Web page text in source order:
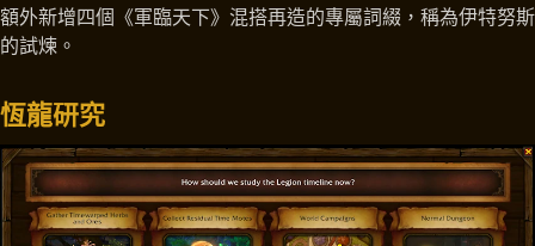
額外新增四個《軍臨天下》混搭再造的專屬詞綴，稱為伊特努斯
的試煉。
恆龍研究